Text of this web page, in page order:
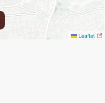
Leaflet